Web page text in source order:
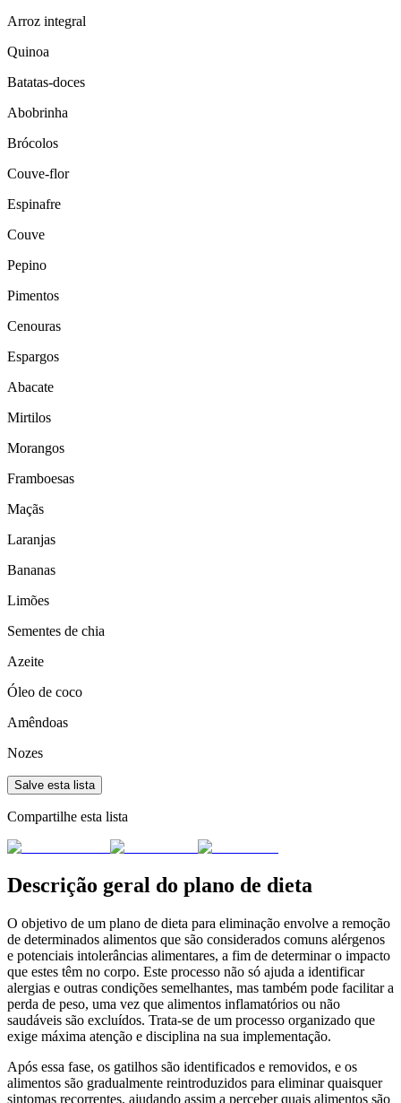
Arroz integral
Quinoa
Batatas-doces
Abobrinha
Brócolos
Couve-flor
Espinafre
Couve
Pepino
Pimentos
Cenouras
Espargos
Abacate
Mirtilos
Morangos
Framboesas
Maçãs
Laranjas
Bananas
Limões
Sementes de chia
Azeite
Óleo de coco
Amêndoas
Nozes
Salve esta lista
Compartilhe esta lista
Descrição geral do plano de dieta
O objetivo de um plano de dieta para eliminação envolve a remoção
de determinados alimentos que são considerados comuns alérgenos
e potenciais intolerâncias alimentares, a fim de determinar o impacto
que estes têm no corpo. Este processo não só ajuda a identificar
alergias e outras condições semelhantes, mas também pode facilitar a
perda de peso, uma vez que alimentos inflamatórios ou não
saudáveis são excluídos. Trata-se de um processo organizado que
exige máxima atenção e disciplina na sua implementação.
Após essa fase, os gatilhos são identificados e removidos, e os
alimentos são gradualmente reintroduzidos para eliminar quaisquer
sintomas recorrentes, ajudando assim a perceber quais alimentos são